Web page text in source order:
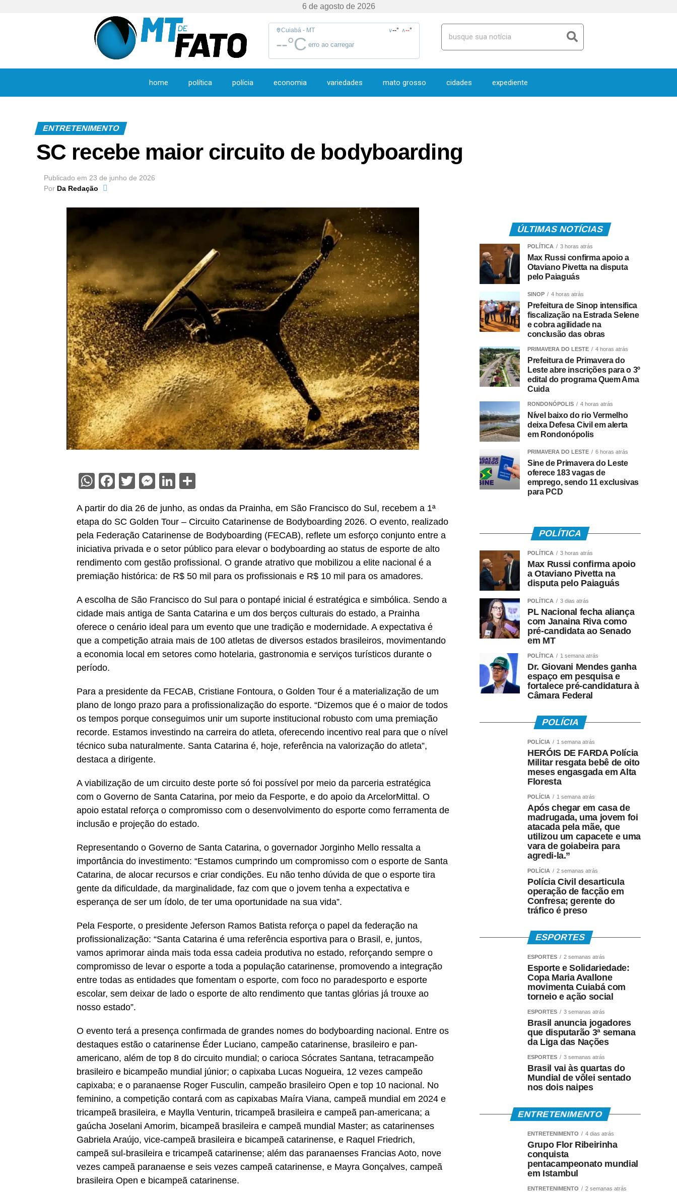
Cuiabá - MT ∨--° ∧--°
--°C erro ao carregar
home política polícia economia variedades mato grosso cidades expediente
6 de agosto de 2026
ENTRETENIMENTO
SC recebe maior circuito de bodyboarding
Publicado em 23 de junho de 2026
Por Da Redação
WhatsApp
Facebook
Twitter
Messenger
LinkedIn
A partir do dia 26 de junho, as ondas da Prainha, em São Francisco do Sul, recebem a 1ª
etapa do SC Golden Tour – Circuito Catarinense de Bodyboarding 2026. O evento, realizado
pela Federação Catarinense de Bodyboarding (FECAB), reflete um esforço conjunto entre a
iniciativa privada e o setor público para elevar o bodyboarding ao status de esporte de alto
rendimento com gestão profissional. O grande atrativo que mobilizou a elite nacional é a
premiação histórica: de R$ 50 mil para os profissionais e R$ 10 mil para os amadores.
A escolha de São Francisco do Sul para o pontapé inicial é estratégica e simbólica. Sendo a
cidade mais antiga de Santa Catarina e um dos berços culturais do estado, a Prainha
oferece o cenário ideal para um evento que une tradição e modernidade. A expectativa é
que a competição atraia mais de 100 atletas de diversos estados brasileiros, movimentando
a economia local em setores como hotelaria, gastronomia e serviços turísticos durante o
período.
Para a presidente da FECAB, Cristiane Fontoura, o Golden Tour é a materialização de um
plano de longo prazo para a profissionalização do esporte. “Dizemos que é o maior de todos
os tempos porque conseguimos unir um suporte institucional robusto com uma premiação
recorde. Estamos investindo na carreira do atleta, oferecendo incentivo real para que o nível
técnico suba naturalmente. Santa Catarina é, hoje, referência na valorização do atleta”,
destaca a dirigente.
A viabilização de um circuito deste porte só foi possível por meio da parceria estratégica
com o Governo de Santa Catarina, por meio da Fesporte, e do apoio da ArcelorMittal. O
apoio estatal reforça o compromisso com o desenvolvimento do esporte como ferramenta de
inclusão e projeção do estado.
Representando o Governo de Santa Catarina, o governador Jorginho Mello ressalta a
importância do investimento: “Estamos cumprindo um compromisso com o esporte de Santa
Catarina, de alocar recursos e criar condições. Eu não tenho dúvida de que o esporte tira
gente da dificuldade, da marginalidade, faz com que o jovem tenha a expectativa e
esperança de ser um ídolo, de ter uma oportunidade na sua vida”.
Pela Fesporte, o presidente Jeferson Ramos Batista reforça o papel da federação na
profissionalização: “Santa Catarina é uma referência esportiva para o Brasil, e, juntos,
vamos aprimorar ainda mais toda essa cadeia produtiva no estado, reforçando sempre o
compromisso de levar o esporte a toda a população catarinense, promovendo a integração
entre todas as entidades que fomentam o esporte, com foco no paradesporto e esporte
escolar, sem deixar de lado o esporte de alto rendimento que tantas glórias já trouxe ao
nosso estado”.
O evento terá a presença confirmada de grandes nomes do bodyboarding nacional. Entre os
destaques estão o catarinense Éder Luciano, campeão catarinense, brasileiro e pan-
americano, além de top 8 do circuito mundial; o carioca Sócrates Santana, tetracampeão
brasileiro e bicampeão mundial júnior; o capixaba Lucas Nogueira, 12 vezes campeão
capixaba; e o paranaense Roger Fusculin, campeão brasileiro Open e top 10 nacional. No
feminino, a competição contará com as capixabas Maíra Viana, campeã mundial em 2024 e
tricampeã brasileira, e Maylla Venturin, tricampeã brasileira e campeã pan-americana; a
gaúcha Joselani Amorim, bicampeã brasileira e campeã mundial Master; as catarinenses
Gabriela Araújo, vice-campeã brasileira e bicampeã catarinense, e Raquel Friedrich,
campeã sul-brasileira e tricampeã catarinense; além das paranaenses Francias Aoto, nove
vezes campeã paranaense e seis vezes campeã catarinense, e Mayra Gonçalves, campeã
brasileira Open e bicampeã catarinense.
ÚLTIMAS NOTÍCIAS
POLÍTICA 3 horas atrás
Max Russi confirma apoio a
Otaviano Pivetta na disputa
pelo Paiaguás
SINOP 4 horas atrás
Prefeitura de Sinop intensifica
fiscalização na Estrada Selene
e cobra agilidade na
conclusão das obras
PRIMAVERA DO LESTE 4 horas atrás
Prefeitura de Primavera do
Leste abre inscrições para o 3º
edital do programa Quem Ama
Cuida
RONDONÓPOLIS 4 horas atrás
Nível baixo do rio Vermelho
deixa Defesa Civil em alerta
em Rondonópolis
PRIMAVERA DO LESTE 6 horas atrás
Sine de Primavera do Leste
oferece 183 vagas de
emprego, sendo 11 exclusivas
para PCD
POLÍTICA
POLÍTICA 3 horas atrás
Max Russi confirma apoio
a Otaviano Pivetta na
disputa pelo Paiaguás
POLÍTICA 3 dias atrás
PL Nacional fecha aliança
com Janaina Riva como
pré-candidata ao Senado
em MT
POLÍTICA 1 semana atrás
Dr. Giovani Mendes ganha
espaço em pesquisa e
fortalece pré-candidatura à
Câmara Federal
POLÍCIA
POLÍCIA 1 semana atrás
HERÓIS DE FARDA Polícia
Militar resgata bebê de oito
meses engasgada em Alta
Floresta
POLÍCIA 1 semana atrás
Após chegar em casa de
madrugada, uma jovem foi
atacada pela mãe, que
utilizou um capacete e uma
vara de goiabeira para
agredi-la.”
POLÍCIA 2 semanas atrás
Polícia Civil desarticula
operação de facção em
Confresa; gerente do
tráfico é preso
ESPORTES
ESPORTES 2 semanas atrás
Esporte e Solidariedade:
Copa Maria Avallone
movimenta Cuiabá com
torneio e ação social
ESPORTES 3 semanas atrás
Brasil anuncia jogadores
que disputarão 3ª semana
da Liga das Nações
ESPORTES 3 semanas atrás
Brasil vai às quartas do
Mundial de vôlei sentado
nos dois naipes
ENTRETENIMENTO
ENTRETENIMENTO 4 dias atrás
Grupo Flor Ribeirinha
conquista
pentacampeonato mundial
em Istambul
ENTRETENIMENTO 2 semanas atrás